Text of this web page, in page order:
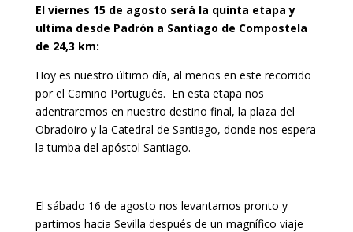
El viernes 15 de agosto será la quinta etapa y
ultima desde Padrón a Santiago de Compostela
de 24,3 km:
Hoy es nuestro último día, al menos en este recorrido
por el Camino Portugués. En esta etapa nos
adentraremos en nuestro destino final, la plaza del
Obradoiro y la Catedral de Santiago, donde nos espera
la tumba del apóstol Santiago.
El sábado 16 de agosto nos levantamos pronto y
partimos hacia Sevilla después de un magnífico viaje